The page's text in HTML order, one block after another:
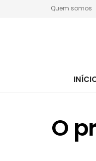
Quem somos
O